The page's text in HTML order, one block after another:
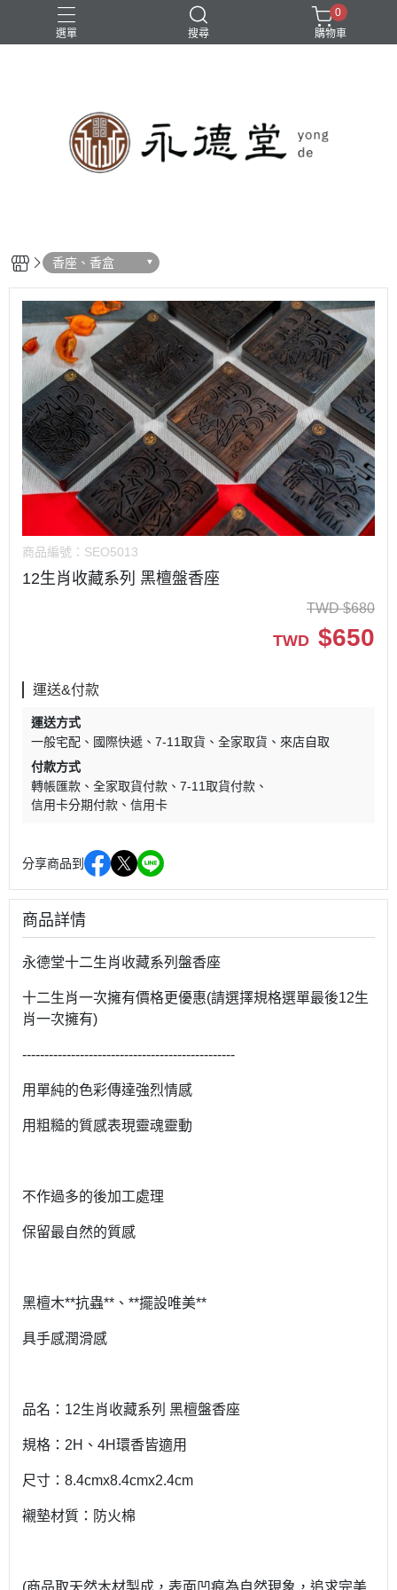
選單 搜尋
0
購物車
香座、香盒
商品編號： SEO5013
12生肖收藏系列 黑檀盤香座
TWD $680
TWD $650
運送&付款
運送方式
一般宅配
國際快遞 7-11取貨 全家取貨
來店自取
付款方式
轉帳匯款
全家取貨付款
7-11取貨付款
信用卡分期付款
信用卡
分享商品到
商品詳情
永德堂十二生肖收藏系列盤香座
十二生肖一次擁有價格更優惠(請選擇規格選單最後12生
肖一次擁有)
------------------------------------------------
用單純的色彩傳達強烈情感
用粗糙的質感表現靈魂靈動
不作過多的後加工處理
保留最自然的質感
黑檀木**抗蟲**、**擺設唯美**
具手感潤滑感
品名：12生肖收藏系列 黑檀盤香座
規格：2H、4H環香皆適用
尺寸：8.4cmx8.4cmx2.4cm
襯墊材質：防火棉